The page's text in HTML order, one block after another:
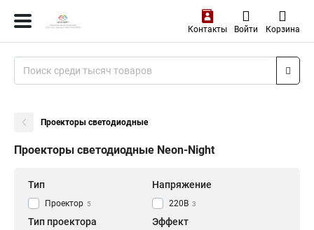
Контакты Войти Корзина
Проекторы светодиодные
Проекторы светодиодные Neon-Night
Тип
Проектор 5
Напряжение
220В 3
Тип проектора Эффект